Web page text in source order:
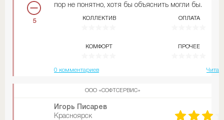
5
пор не понятно, хотя бы объяснить могли бы.
КОЛЛЕКТИВ
КОМФОРТ
ОПЛАТА
ПРОЧЕЕ
0 комментариев
ООО «СОФТСЕРВИС»
Игорь Писарев
Красноярск